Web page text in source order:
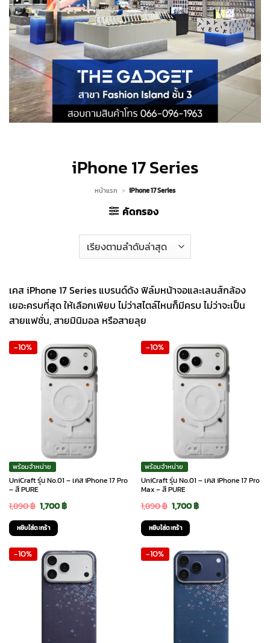
iPhone 17 Series
หน้าแรก > iPhone 17 Series
คัดกรอง
เคส iPhone 17 Series แบรนด์ดัง ฟิล์มหน้าจอและเลนส์กล้อง
เยอะครบที่สุด ให้เลือกเพียบ ไม่ว่าสไตล์ไหนก็มีครบ ไม่ว่าจะเป็น
สายแฟชั่น, สายมินิมอล หรือสายลุย
-10%
พร้อมจำหน่าย
UniCraft รุ่น No.01 – เคส iPhone 17 Pro
– สี PURE
1,890฿ Original
price
was:
1,890 ฿.
1,700฿Current
1,700 ฿.
หยิบใส่ตะกร้า
-10%
พร้อมจำหน่าย
UniCraft รุ่น No.01 – เคส iPhone 17 Pro
Max – สี PURE
1,890฿ Original
price
was:
1,890 ฿.
1,700฿Current
1,700 ฿.
หยิบใส่ตะกร้า
-10% -10%